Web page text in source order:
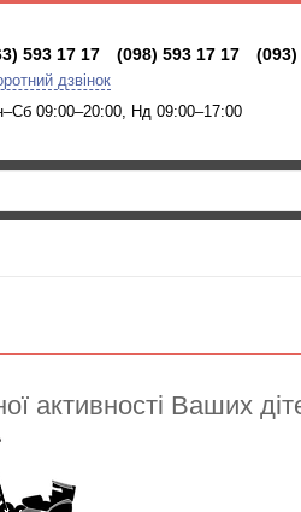
593 17 17 (098) 593 17 17 (093)
дзвінок
09:00–20:00, Нд 09:00–17:00
активності Ваших